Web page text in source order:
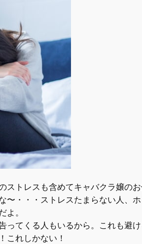
ストレスも含めてキャバクラ嬢のお
・・・ストレスたまらない人、ホ
よ。
てくる人もいるから。これも避け
これしかない！